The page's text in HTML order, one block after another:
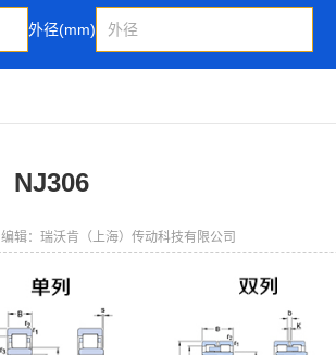
外径(mm)
NJ306
编辑：瑞沃肯（上海）传动科技有限公司